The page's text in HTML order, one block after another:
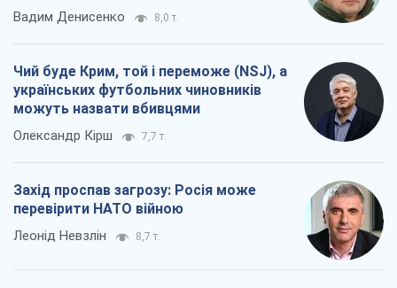
Вадим Денисенко 8,0 т.
Чий буде Крим, той і переможе (NSJ), а
українських футбольних чиновників
можуть назвати вбивцями
Олександр Кірш 7,7 т.
Захід проспав загрозу: Росія може
перевірити НАТО війною
Леонід Невзлін 8,7 т.